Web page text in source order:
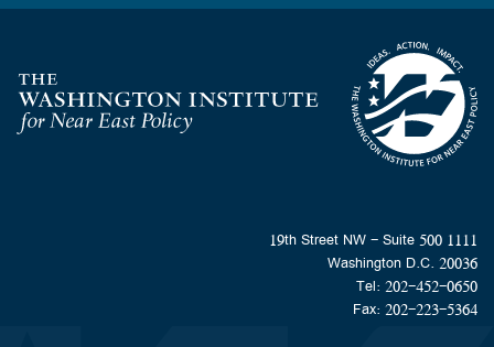
Homepage
1111 19th Street NW - Suite 500
Washington D.C. 20036
Tel: 202-452-0650
Fax: 202-223-5364